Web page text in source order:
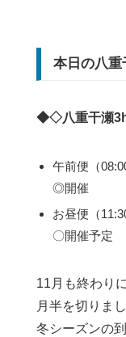
本日の八重
◆◇八重干瀬
午前便（
◎開催
お昼便（
〇開催予定
11月も終わり
月半を切りまし
冬シーズンの